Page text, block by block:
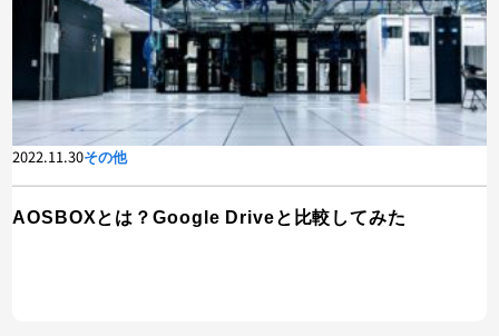
2022.11.30その他
AOSBOXとは？Google Driveと比較してみた